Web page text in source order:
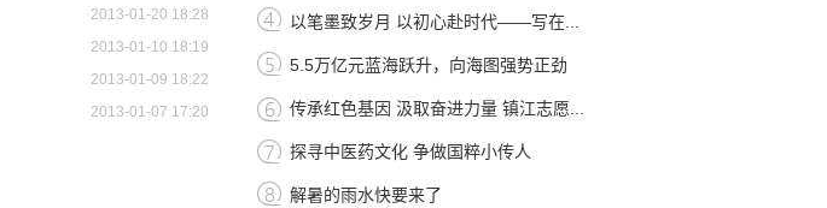
2013-01-20 18:28
2013-01-10 18:19
2013-01-09 18:22
2013-01-07 17:20
以笔墨致岁月 以初心赴时代——写在...
5.5万亿元蓝海跃升，向海图强势正劲
传承红色基因 汲取奋进力量 镇江志愿...
探寻中医药文化 争做国粹小传人
解暑的雨水快要来了